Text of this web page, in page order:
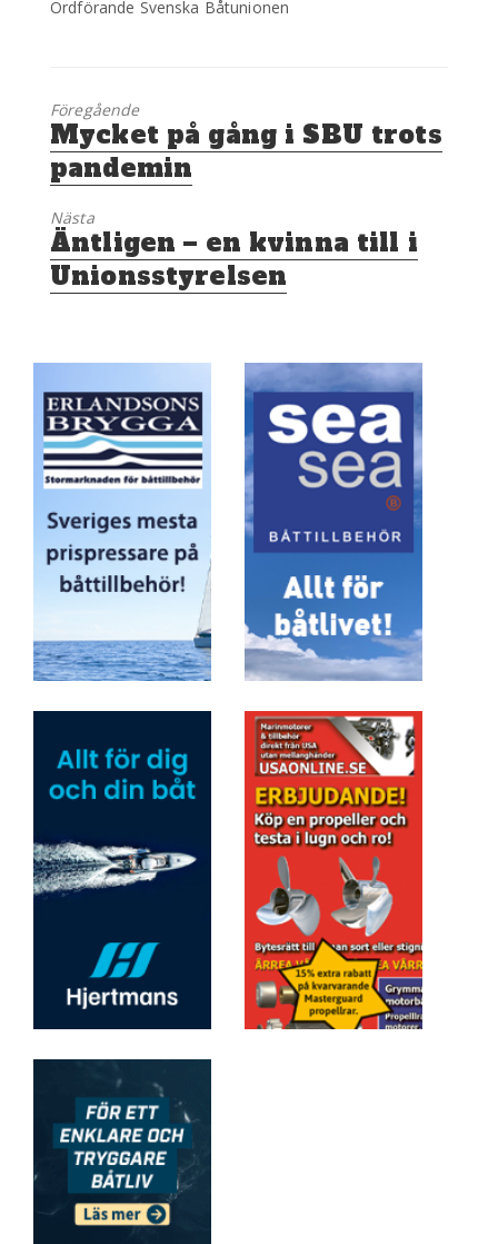
Ordförande Svenska Båtunionen
Föregående
Föregående
inlägg:
Mycket på gång i SBU trots
pandemin
Nästa
Nästa
inlägg:
Äntligen – en kvinna till i
Unionsstyrelsen